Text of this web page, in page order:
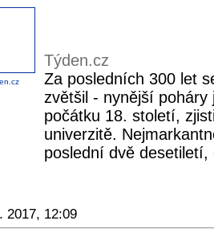
Týden.cz
Za posledních 300 let
zvětšil - nynější
počátku 18. století,
univerzitě.
poslední dvě desetiletí,
2017, 12:09